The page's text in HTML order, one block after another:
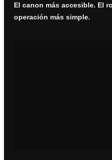
El canon más accesible. El
operación más simple.